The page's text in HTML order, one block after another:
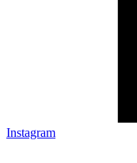
Instagram